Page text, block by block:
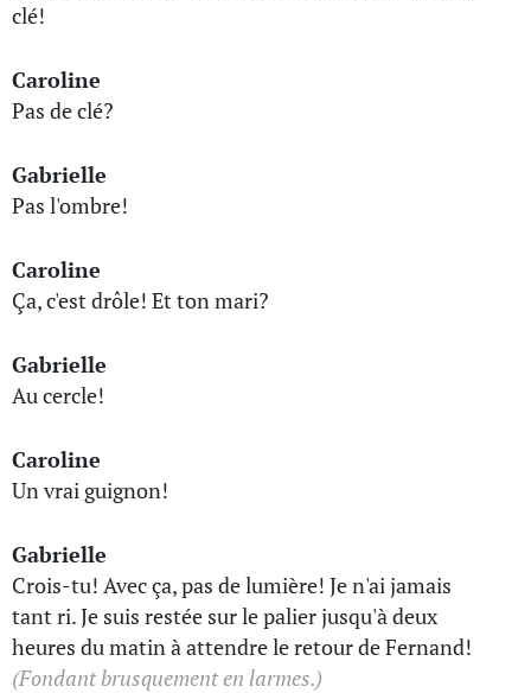
clé!
Caroline
Pas de clé?
Gabrielle
Pas l'ombre!
Caroline
Ça, c'est drôle! Et ton mari?
Gabrielle
Au cercle!
Caroline
Un vrai guignon!
Gabrielle
Crois-tu! Avec ça, pas de lumière! Je n'ai jamais
tant ri. Je suis restée sur le palier jusqu'à deux
heures du matin à attendre le retour de Fernand!
(Fondant brusquement en larmes.)